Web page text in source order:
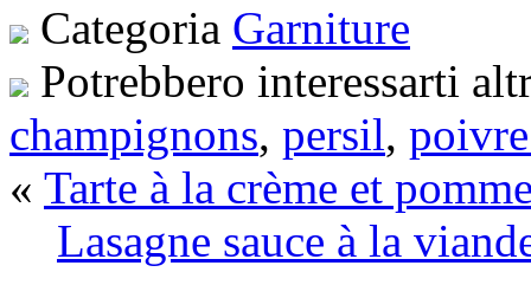
Categoria Garniture
Potrebbero interessarti
champignons, persil,
« Tarte à la crème et
Lasagne sauce à la